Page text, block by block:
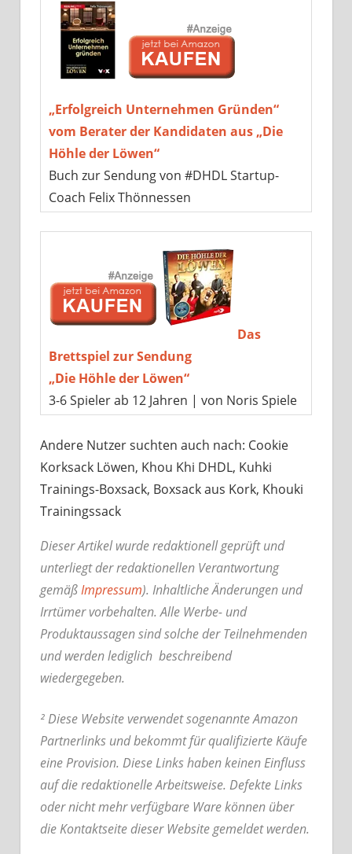
„Erfolgreich Unternehmen Gründen“
vom Berater der Kandidaten aus „Die
Höhle der Löwen“
Buch zur Sendung von #DHDL Startup-
Coach Felix Thönnessen
Das
Brettspiel zur Sendung
„Die Höhle der Löwen“
3-6 Spieler ab 12 Jahren | von Noris Spiele
Andere Nutzer suchten auch nach: Cookie
Korksack Löwen, Khou Khi DHDL, Kuhki
Trainings-Boxsack, Boxsack aus Kork, Khouki
Trainingssack
Dieser Artikel wurde redaktionell geprüft und
unterliegt der redaktionellen Verantwortung
gemäßImpressum). Inhaltliche Änderungen und
Irrtümer vorbehalten. Alle Werbe- und
Produktaussagen sind solche der Teilnehmenden
und werden lediglich beschreibend
wiedergegeben.
² Diese Website verwendet sogenannte Amazon
Partnerlinks und bekommt für qualifizierte Käufe
eine Provision. Diese Links haben keinen Einfluss
auf die redaktionelle Arbeitsweise. Defekte Links
oder nicht mehr verfügbare Ware können über
die Kontaktseite dieser Website gemeldet werden.